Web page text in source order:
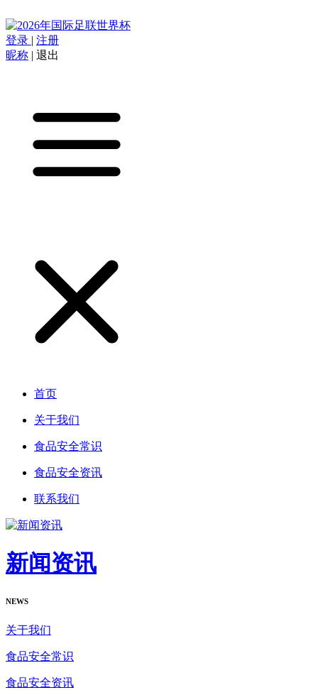
登录 | 注册
昵称 | 退出
首页
关于我们
食品安全常识
食品安全资讯
联系我们
新闻资讯
NEWS
关于我们
食品安全常识
食品安全资讯